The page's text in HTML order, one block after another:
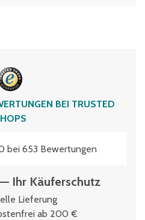
BEI TRUSTED
bei 653 Bewertungen
Ihr Käuferschutz
Lieferung
ab 200 €